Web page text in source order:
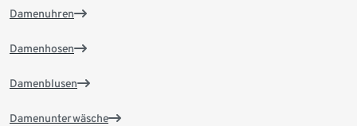
Damenuhren
Damenhosen
Damenblusen
Damenunterwäsche